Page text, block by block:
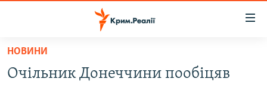
Перейти
основного
НОВИНИ
Очільник Донеччини пообіцяв